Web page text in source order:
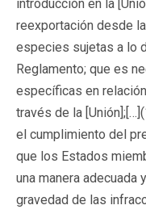
introducción en la
reexportación desde
especies sujetas a lo
Reglamento; que es
específicas en
través de la
el cumplimiento del
que los Estados
una manera adecuada
gravedad de las